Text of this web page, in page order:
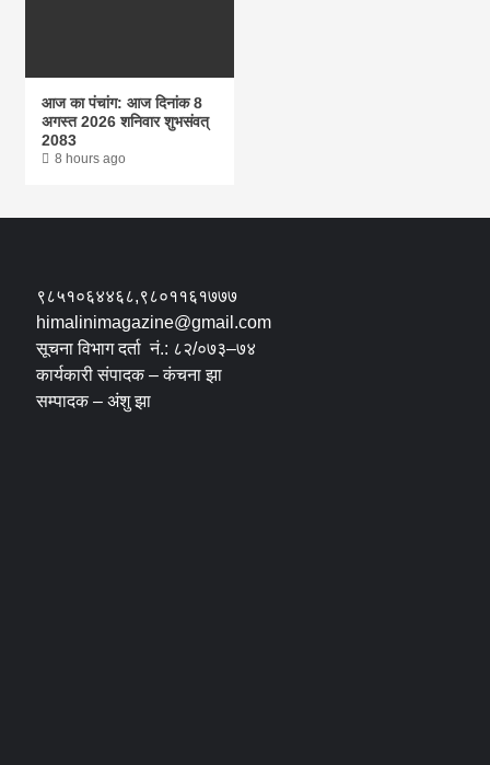
आज का पंचांग: आज दिनांक 8
अगस्त 2026 शनिवार शुभसंवत्
2083
8 hours ago
९८५१०६४४६८,९८०११६१७७७
himalinimagazine@gmail.com
सूचना विभाग दर्ता नं.: ८२/०७३–७४
कार्यकारी संपादक – कंचना झा
सम्पादक – अंशु झा